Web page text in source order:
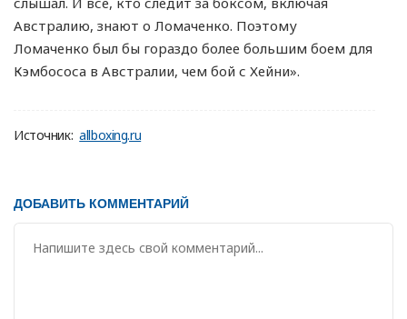
Австралию, знают о Ломаченко. Поэтому
Ломаченко был бы гораздо более большим боем для
Кэмбососа в Австралии, чем бой с Хейни».
Источник: allboxing.ru
ДОБАВИТЬ КОММЕНТАРИЙ